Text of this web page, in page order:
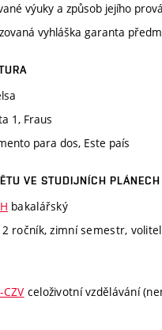
výuky a způsob jejího
vyhláška garanta
1, Fraus
para dos, Este país
VE STUDIJNÍCH PLÁNECH
bakalářský
2 ročník, zimní semestr,
CZV celoživotní vzdělávání